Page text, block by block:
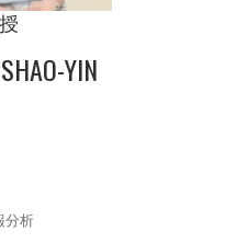
YIN
分析